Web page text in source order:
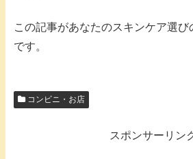
この記事があなたのスキンケア選
です。
コンビニ・お店
スポンサーリン